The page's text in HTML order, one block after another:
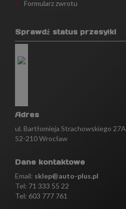
Formularz zwrotu
Sprawdź status przesyłki
Adres
ul. Bartłomieja Strachowskiego 27A
52-210 Wrocław
Dane kontaktowe
Email: sklep@auto-plus.pl
Tel: 71 333 55 22
Tel: 603 777 761